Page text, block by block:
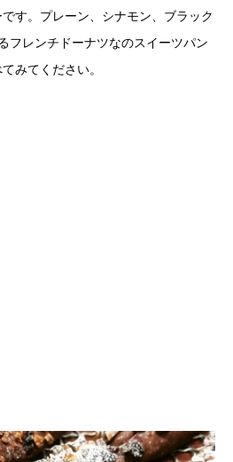
す。プレーン、シナモン、ブラック
フレンチドーナツなのスイーツパン
みてください。